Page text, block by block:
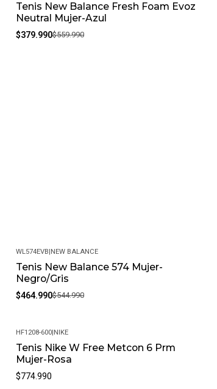
-32%
Tenis New Balance Fresh Foam Evoz
Neutral Mujer-Azul
$379.990$559.990
-15%
WL574EVB|NEW BALANCE
Tenis New Balance 574 Mujer-
Negro/Gris
$464.990$544.990
HF1208-600|NIKE
Tenis Nike W Free Metcon 6 Prm
Mujer-Rosa
$774.990